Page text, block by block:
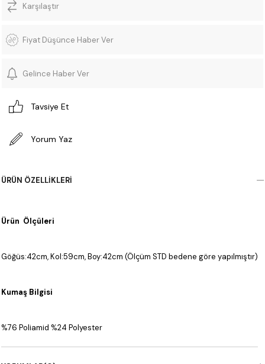
Karşılaştır
Fiyat Düşünce Haber Ver
Gelince Haber Ver
Tavsiye Et
Yorum Yaz
ÜRÜN ÖZELLIKLERI
Ürün Ölçüleri
Göğüs:42cm, Kol:59cm, Boy:42cm (Ölçüm STD bedene göre yapılmıştır)
Kumaş Bilgisi
%76 Poliamid %24 Polyester